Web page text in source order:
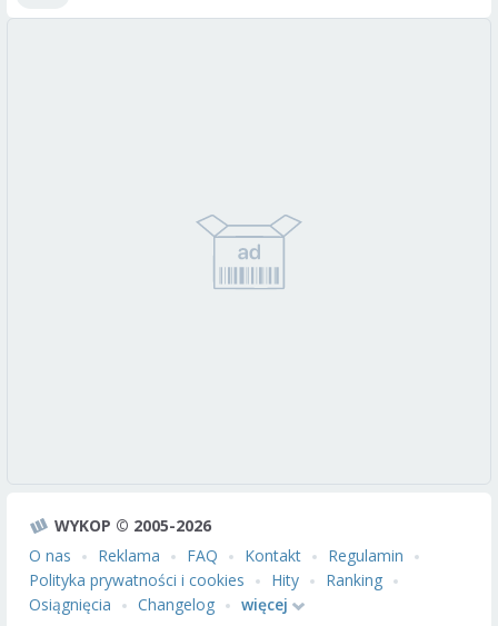
WYKOP © 2005-2026
O nas
Reklama FAQ Kontakt
Regulamin
Polityka prywatności i cookies
Hity
Ranking
Osiągnięcia
Changelog więcej